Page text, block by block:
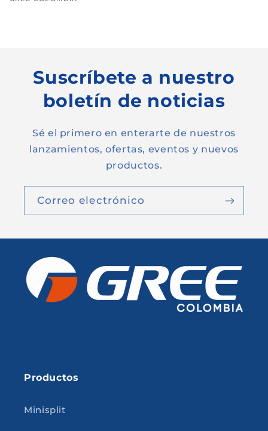
Suscríbete a nuestro
boletín de noticias
Sé el primero en enterarte de nuestros
lanzamientos, ofertas, eventos y nuevos
productos.
Correo electrónico
Productos
Minisplit